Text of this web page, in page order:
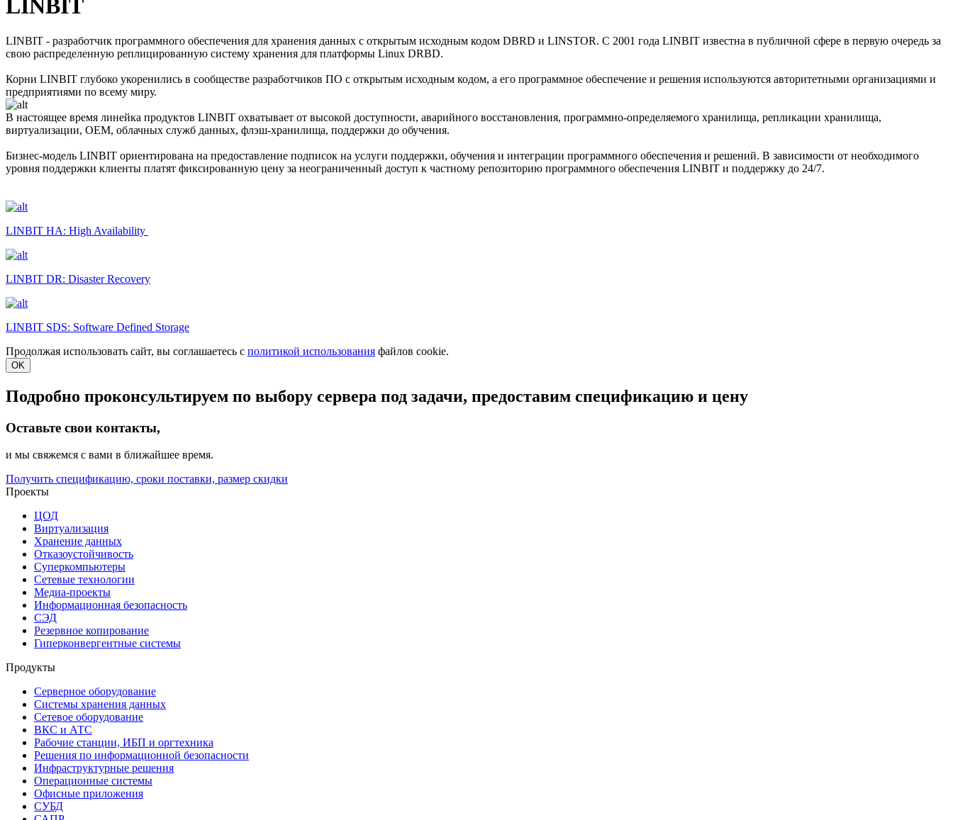
LINBIT
LINBIT - разработчик программного обеспечения для хранения данных с открытым исходным кодом DBRD и LINSTOR. С 2001 года LINBIT известна в публичной сфере в первую очередь за
свою распределенную реплицированную систему хранения для платформы Linux DRBD.
Корни LINBIT глубоко укоренились в сообществе разработчиков ПО с открытым исходным кодом, а его программное обеспечение и решения используются авторитетными организациями и
предприятиями по всему миру.
В настоящее время линейка продуктов LINBIT охватывает от высокой доступности, аварийного восстановления, программно-определяемого хранилища, репликации хранилища,
виртуализации, OEM, облачных служб данных, флэш-хранилища, поддержки до обучения.
Бизнес-модель LINBIT ориентирована на предоставление подписок на услуги поддержки, обучения и интеграции программного обеспечения и решений. В зависимости от необходимого
уровня поддержки клиенты платят фиксированную цену за неограниченный доступ к частному репозиторию программного обеспечения LINBIT и поддержку до 24/7.
LINBIT HA: High Availability
LINBIT DR: Disaster Recovery
LINBIT SDS: Software Defined Storage
Продолжая использовать сайт, вы соглашаетесь с политикой использования файлов cookie.
OK
Подробно проконсультируем по выбору сервера под задачи, предоставим спецификацию и цену
Оставьте свои контакты,
и мы свяжемся с вами в ближайшее время.
Получить спецификацию, сроки поставки, размер скидки
Проекты
ЦОД
Виртуализация
Хранение данных
Отказоустойчивость
Суперкомпьютеры
Сетевые технологии
Медиа-проекты
Информационная безопасность
СЭД
Резервное копирование
Гиперконвергентные системы
Продукты
Серверное оборудование
Системы хранения данных
Сетевое оборудование
ВКС и АТС
Рабочие станции, ИБП и оргтехника
Решения по информационной безопасности
Инфраструктурные решения
Операционные системы
Офисные приложения
СУБД